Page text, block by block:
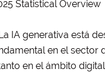
Statistical Overview
IA generativa está
en el sector
en el ámbito